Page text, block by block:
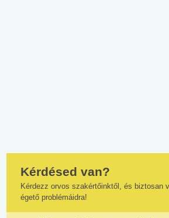
Kérdésed van?
Kérdezz orvos szakértőinktől, és biztosan
égető problémáidra!